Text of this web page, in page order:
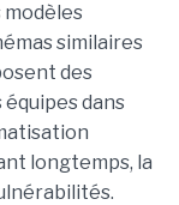
modèles
similaires
des
dans
longtemps, la